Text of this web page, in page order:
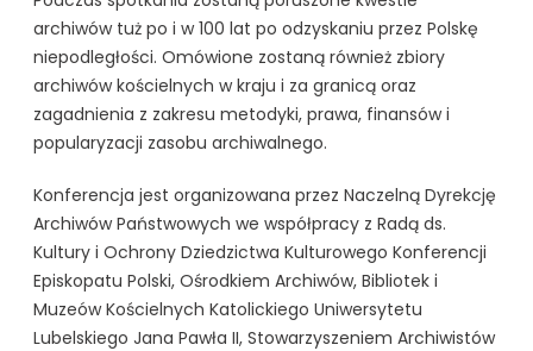
archiwów tuż po i w 100 lat po odzyskaniu przez Polskę
niepodległości. Omówione zostaną również zbiory
archiwów kościelnych w kraju i za granicą oraz
zagadnienia z zakresu metodyki, prawa, finansów i
popularyzacji zasobu archiwalnego.
Konferencja jest organizowana przez Naczelną Dyrekcję
Archiwów Państwowych we współpracy z Radą ds.
Kultury i Ochrony Dziedzictwa Kulturowego Konferencji
Episkopatu Polski, Ośrodkiem Archiwów, Bibliotek i
Muzeów Kościelnych Katolickiego Uniwersytetu
Lubelskiego Jana Pawła II, Stowarzyszeniem Archiwistów